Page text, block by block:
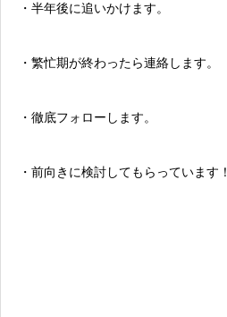
・半年後に追いかけます。
・繁忙期が終わったら連絡します。
・徹底フォローします。
・前向きに検討してもらっています！